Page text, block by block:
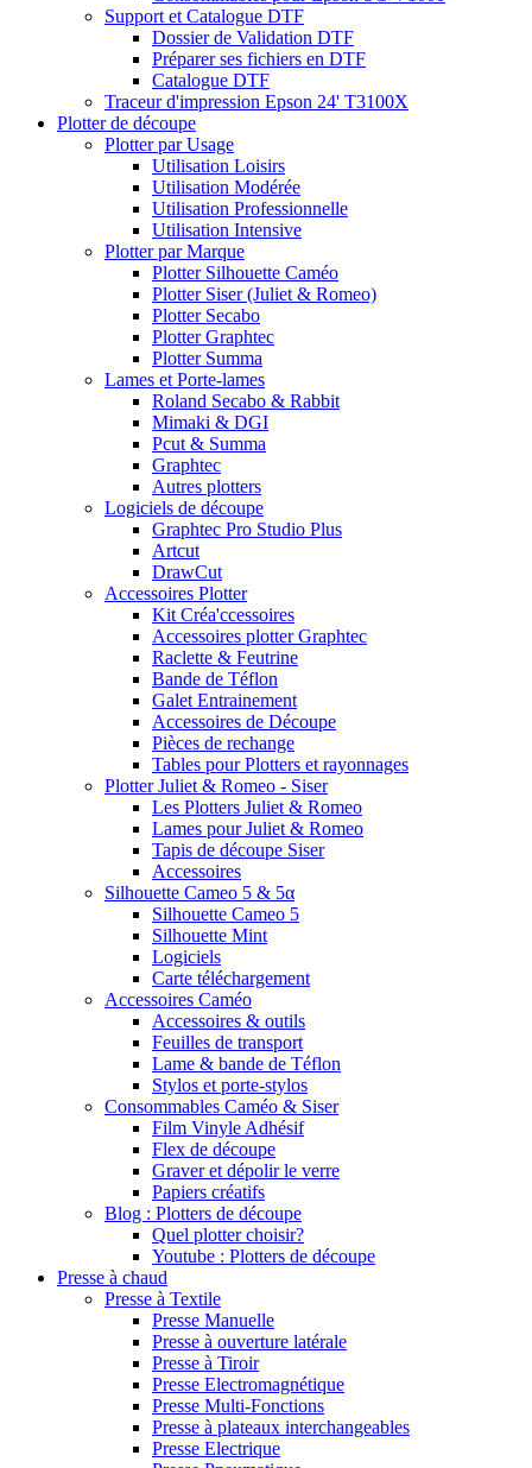
Support et Catalogue DTF
Dossier de Validation DTF
Préparer ses fichiers en DTF
Catalogue DTF
Traceur d'impression Epson 24' T3100X
Plotter de découpe
Plotter par Usage
Utilisation Loisirs
Utilisation Modérée
Utilisation Professionnelle
Utilisation Intensive
Plotter par Marque
Plotter Silhouette Caméo
Plotter Siser (Juliet & Romeo)
Plotter Secabo
Plotter Graphtec
Plotter Summa
Lames et Porte-lames
Roland Secabo & Rabbit
Mimaki & DGI
Pcut & Summa
Graphtec
Autres plotters
Logiciels de découpe
Graphtec Pro Studio Plus
Artcut
DrawCut
Accessoires Plotter
Kit Créa'ccessoires
Accessoires plotter Graphtec
Raclette & Feutrine
Bande de Téflon
Galet Entrainement
Accessoires de Découpe
Pièces de rechange
Tables pour Plotters et rayonnages
Plotter Juliet & Romeo - Siser
Les Plotters Juliet & Romeo
Lames pour Juliet & Romeo
Tapis de découpe Siser
Accessoires
Silhouette Cameo 5 & 5α
Silhouette Cameo 5
Silhouette Mint
Logiciels
Carte téléchargement
Accessoires Caméo
Accessoires & outils
Feuilles de transport
Lame & bande de Téflon
Stylos et porte-stylos
Consommables Caméo & Siser
Film Vinyle Adhésif
Flex de découpe
Graver et dépolir le verre
Papiers créatifs
Blog : Plotters de découpe
Quel plotter choisir?
Youtube : Plotters de découpe
Presse à chaud
Presse à Textile
Presse Manuelle
Presse à ouverture latérale
Presse à Tiroir
Presse Electromagnétique
Presse Multi-Fonctions
Presse à plateaux interchangeables
Presse Electrique